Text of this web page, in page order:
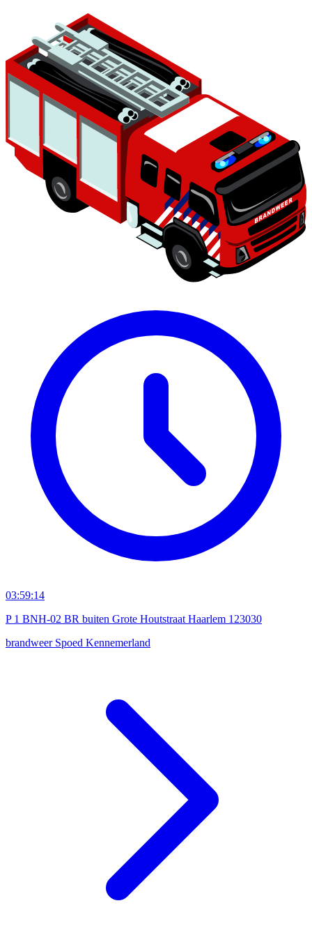
03:59:14
P 1 BNH-02 BR buiten Grote Houtstraat Haarlem 123030
brandweer Spoed Kennemerland